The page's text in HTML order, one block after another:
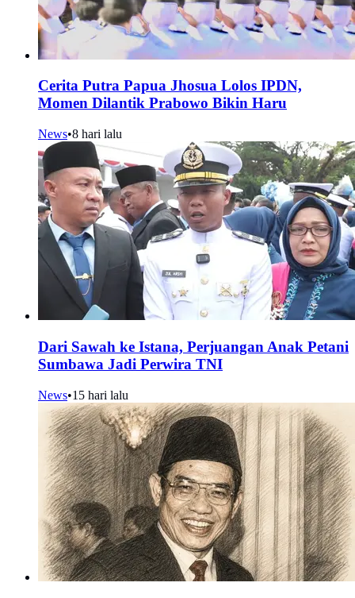
Cerita Putra Papua Jhosua Lolos IPDN,
Momen Dilantik Prabowo Bikin Haru
News•8 hari lalu
Dari Sawah ke Istana, Perjuangan Anak Petani
Sumbawa Jadi Perwira TNI
News•15 hari lalu